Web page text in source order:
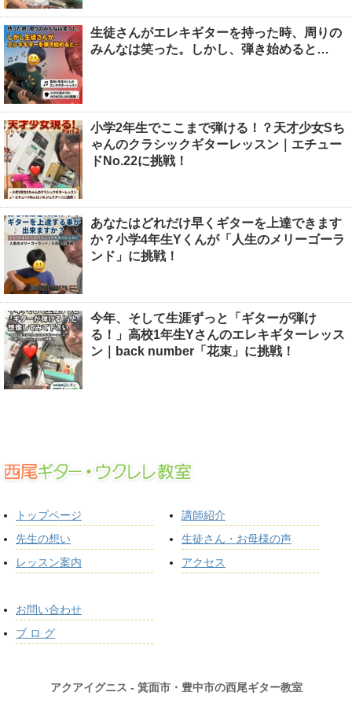
生徒さんがエレキギターを持った時、周りの
みんなは笑った。しかし、弾き始めると…
小学2年生でここまで弾ける！？天才少女Sち
ゃんのクラシックギターレッスン｜エチュー
ドNo.22に挑戦！
あなたはどれだけ早くギターを上達できます
か？小学4年生Yくんが「人生のメリーゴーラ
ンド」に挑戦！
今年、そして生涯ずっと「ギターが弾け
る！」高校1年生Yさんのエレキギターレッス
ン｜back number「花束」に挑戦！
トップページ
先生の想い
レッスン案内
講師紹介
生徒さん・お母様の声
アクセス
お問い合わせ
ブ ロ グ
アクアイグニス - 箕面市・豊中市の西尾ギター教室